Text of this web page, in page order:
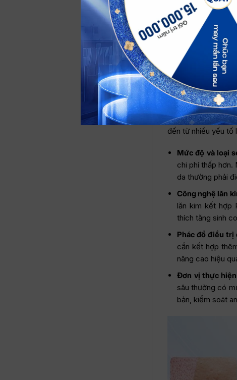
R&R Beauty
pháp tái tạo da
Viện Thẩm Mỹ
các liệu trình
Lưu ý:
Mức giá
khám, đánh giá
Các yếu tố
Giá lăn kim trị sẹo
đến từ nhiều yếu tố
Mức độ và loại
chi phí thấp
da thường phải
Công nghệ lăn
lăn kim kết hợp
thích tăng sinh
Phác đồ điều trị
cần kết hợp
nâng cao hiệu
Đơn vị thực
sâu thường có
bản, kiểm soát
QUAY